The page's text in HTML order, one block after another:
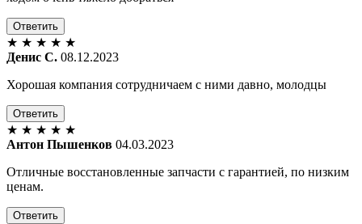
Ответить
★ ★ ★ ★ ★
Денис С. 08.12.2023
Хорошая компания сотрудничаем с ними давно, молодцы
Ответить
★ ★ ★ ★ ★
Антон Пышенков 04.03.2023
Отличные восстановленные запчасти с гарантией, по низким
ценам.
Ответить